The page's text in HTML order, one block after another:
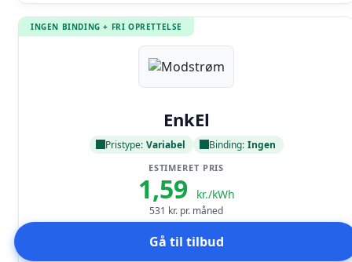
INGEN BINDING + FRI OPRETTELSE
EnkEl
Pristype: Variabel Binding: Ingen
ESTIMERET PRIS
1,59 kr./kWh
531 kr. pr. måned
Gå til tilbud